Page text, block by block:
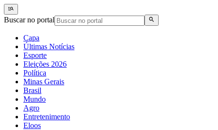
Buscar no portal
Capa
Últimas Notícias
Esporte
Eleições 2026
Política
Minas Gerais
Brasil
Mundo
Agro
Entretenimento
Eloos